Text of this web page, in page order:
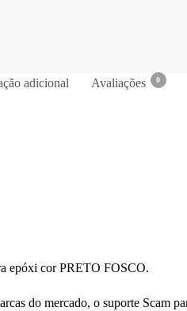
adicional Avaliações 0
epóxi cor PRETO FOSCO.
do mercado, o suporte Scam